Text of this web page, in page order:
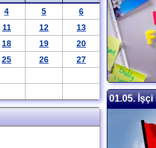
4 5 6
11 12 13
18 19 20
25 26 27
01.05. İşçi